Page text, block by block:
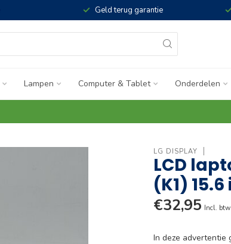
Geld terug garantie
Lampen Computer & Tablet Onderdelen
LG DISPLAY
LCD
(K1)
€32,95 Incl. btw
In deze